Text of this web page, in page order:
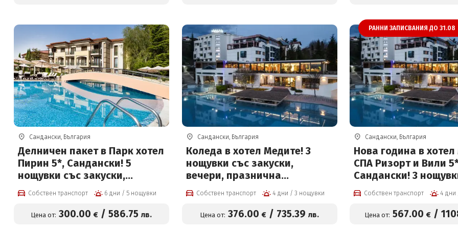
Сандански, България
Делничен пакет в Парк хотел
Пирин 5*, Сандански! 5
нощувки със закуски,
вечери, масаж, басейн с
минерална вода и СПА
център на цени от 300 евро
Собствен транспорт 6 дни / 5 нощувки
Цена от: 300.00 € /586.75 лв.
Сандански, България
Коледа в хотел Медите! 3
нощувки със закуски,
вечери, празнична
програма, външен и
вътрешен басейн с
минерална вода, СПА център
Собствен транспорт 4 дни / 3 нощувки
Цена от: 376.00 € / 735.39 лв.
РАННИ ЗАПИСВАНИЯ ДО 31.08
Сандански, България
Нова година в
СПА Ризорт и Вили
Сандански! 3
закуски, вечери,
Новогодишна вечеря
богата програма,
Собствен транспорт
Цена от: 567.00 €/